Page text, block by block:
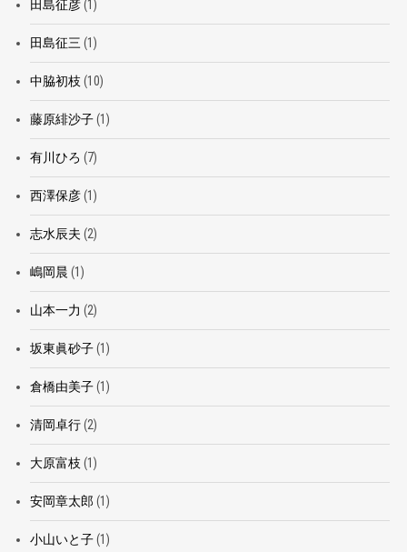
田島征彦(1)
田島征三 (1)
中脇初枝 (10)
藤原緋沙子(1)
有川ひろ (7)
西澤保彦(1)
志水辰夫 (2)
嶋岡晨 (1)
山本一力 (2)
坂東眞砂子(1)
倉橋由美子(1)
清岡卓行(2)
大原富枝 (1)
安岡章太郎 (1)
小山いと子(1)